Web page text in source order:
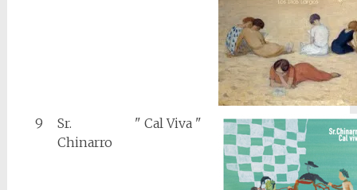
9
Sr.
Chinarro
" Cal Viva "